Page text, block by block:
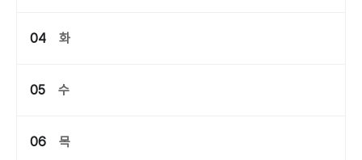
04 화
05 수
06 목